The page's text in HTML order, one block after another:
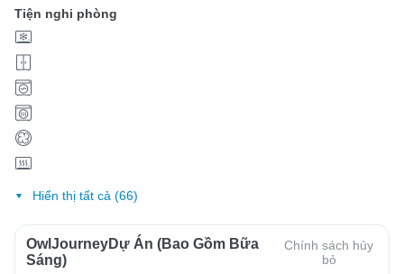
Tiện nghi phòng
Hiển thị tất cả (66)
OwlJourneyDự Án (Bao Gồm Bữa
Sáng)
Chính sách hủy
bỏ